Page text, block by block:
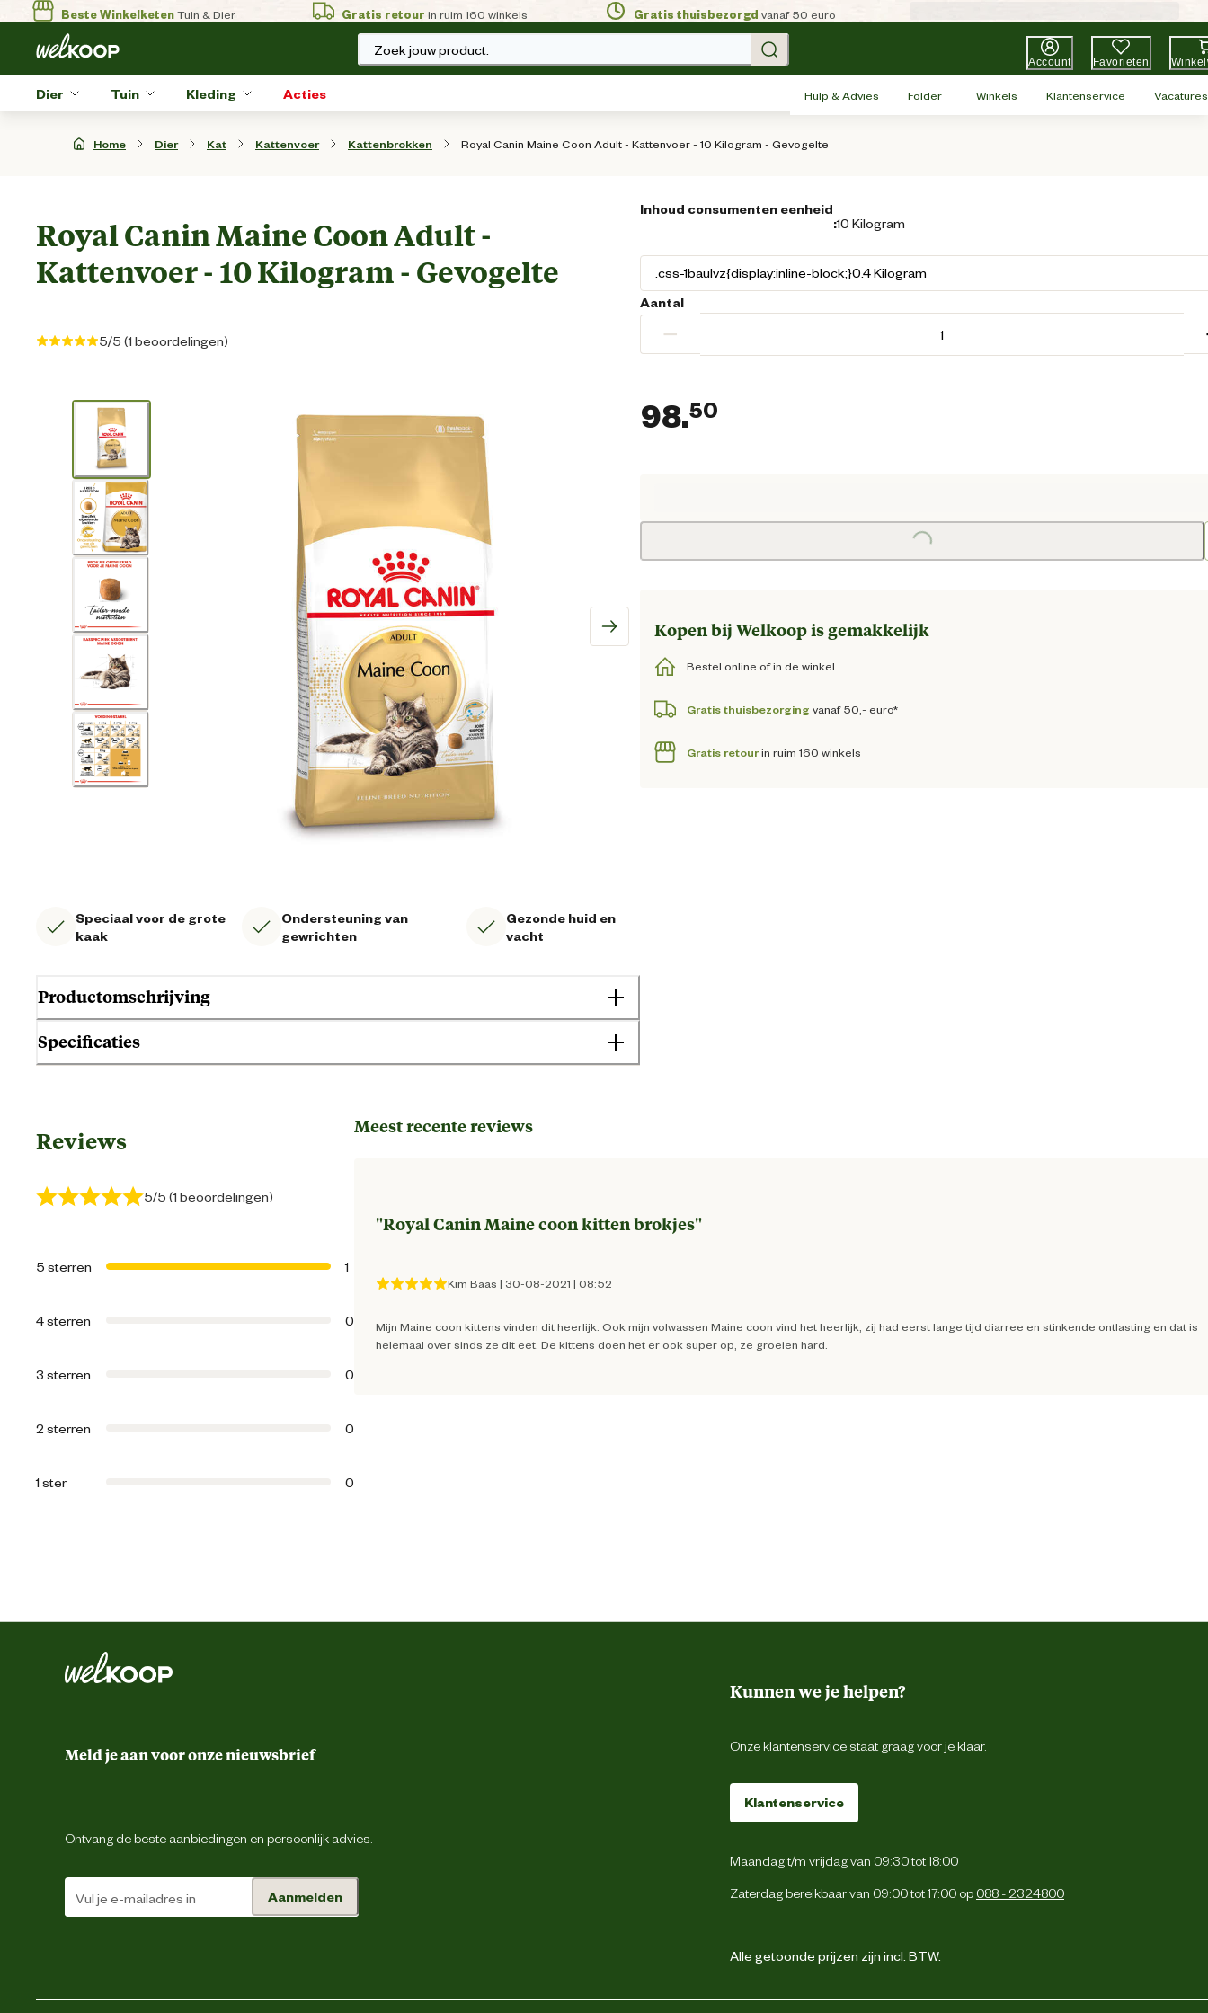
Beste WinkelketenTuin & Dier Gratis retour in ruim 160 winkels Gratis thuisbezorgd vanaf 50 euro
Zoek jouw product.
Account Favorieten
Dier Tuin Kleding Acties Hulp & Advies Folder Winkels Klantenservice Vacatures
Home Dier Kat Kattenvoer Kattenbrokken Royal Canin Maine Coon Adult - Kattenvoer - 10 Kilogram - Gevogelte
Royal Canin Maine Coon Adult -
Kattenvoer - 10 Kilogram - Gevogelte
5/5 (1 beoordelingen)
Speciaal voor de grote
kaak
Ondersteuning van
gewrichten
Gezonde huid en
vacht
Productomschrijving
Specificaties
Geschikt voor gezondheid
Geschikt voor leeftijdsfase
3182550710664
Leefomgeving Binnen en buiten
Smaak aroma detail
Voedingsgerelateerde
eigenschappen
Voedingsvoorschrift
Zie voedingstabel. Geef de voeding droog en zorg dat er altijd vers drinkwater
Inhoud consumenten eenheid
:10 Kilogram
Aantal
−
98.50
Loading...
Kopen bij Welkoop is gemakkelijk
Bestel online of in de winkel.
Gratis thuisbezorging vanaf 50,- euro*
Gratis retourin ruim 160 winkels
Reviews
5/5 (1 beoordelingen)
5 sterren 1
4 sterren 0
3 sterren 0
2 sterren 0
1 ster 0
Meest recente reviews
"Royal Canin Maine coon kitten brokjes"
Kim Baas | 30-08-2021 | 08:52
Mijn Maine coon kittens vinden dit heerlijk. Ook mijn volwassen Maine coon vind het heerlijk, zij had eerst lange tijd diarree en stinkende ontlasting en dat is
helemaal over sinds ze dit eet. De kittens doen het er ook super op, ze groeien hard.
Meld je aan voor onze nieuwsbrief
Ontvang de beste aanbiedingen en persoonlijk advies.
Aanmelden
Kunnen we je helpen?
Onze klantenservice staat graag voor je klaar.
Klantenservice
Maandag t/m vrijdag van 09:30 tot 18:00
Zaterdag bereikbaar van 09:00 tot 17:00 op 088 - 2324800
Alle getoonde prijzen zijn incl. BTW.